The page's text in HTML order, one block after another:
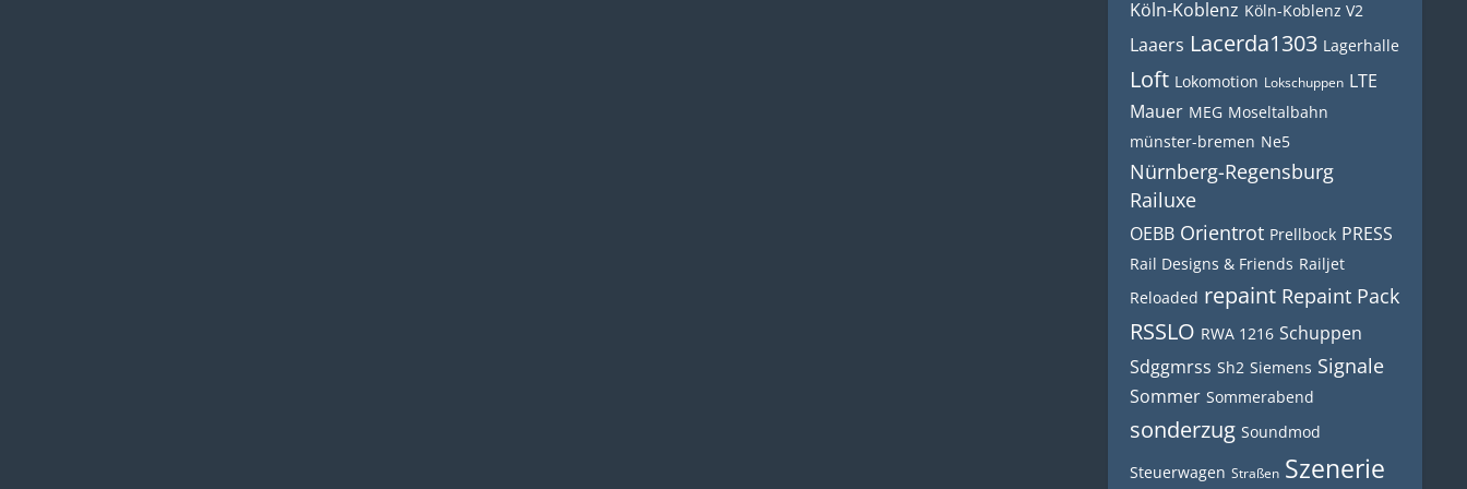
Köln-Koblenz Köln-Koblenz V2
Laaers Lacerda1303 Lagerhalle
Loft Lokomotion Lokschuppen LTE
Mauer MEG Moseltalbahn
münster-bremen Ne5
Nürnberg-Regensburg
Railuxe
OEBB Orientrot Prellbock PRESS
Rail Designs & Friends Railjet
Reloaded repaint Repaint Pack
RSSLO RWA 1216 Schuppen
Sdggmrss Sh2 Siemens Signale
Sommer Sommerabend
sonderzug Soundmod
Steuerwagen Straßen Szenerie